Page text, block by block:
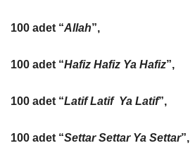
100 adet “Allah”,
100 adet “Hafiz Hafiz Ya Hafiz”,
100 adet “Latif Latif Ya Latif”,
100 adet “Settar Settar Ya Settar”,